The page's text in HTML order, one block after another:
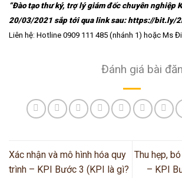
“Đào tạo thư ký, trợ lý giám đốc chuyên nghiệp
20/03/2021 sắp tới qua link sau: https://bit.ly/
Liên hệ: Hotline 0909 111 485 (nhánh 1) hoặc Ms
Đánh giá bài
Xác nhận và mô hình hóa quy
trình – KPI Bước 3 (KPI là gì?
Thu hẹp,
– KPI